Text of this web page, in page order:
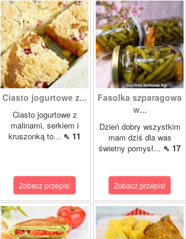
Ciasto jogurtowe z...
Ciasto jogurtowe z
malinami, serkiem i
kruszonką to... ⇖ 11
Zobacz przepis!
Fasolka szparagowa
w...
Dzień dobry wszystkim
mam dziś dla was
świetny pomysł... ⇖ 17
Zobacz przepis!